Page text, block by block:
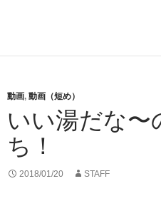
動画, 動画（短め）
いい湯だな〜
ち！
2018/01/20 STAFF